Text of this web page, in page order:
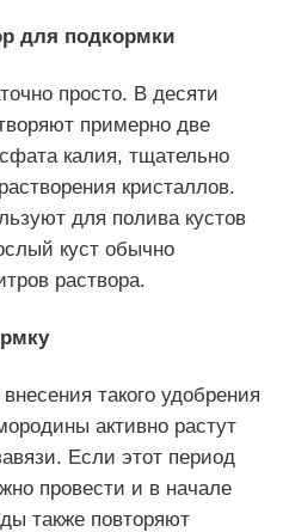
для подкормки
просто. В десяти
примерно две
калия, тщательно
кристаллов.
для полива кустов
куст обычно
раствора.
такого удобрения
активно растут
Если этот период
провести и в начале
также повторяют